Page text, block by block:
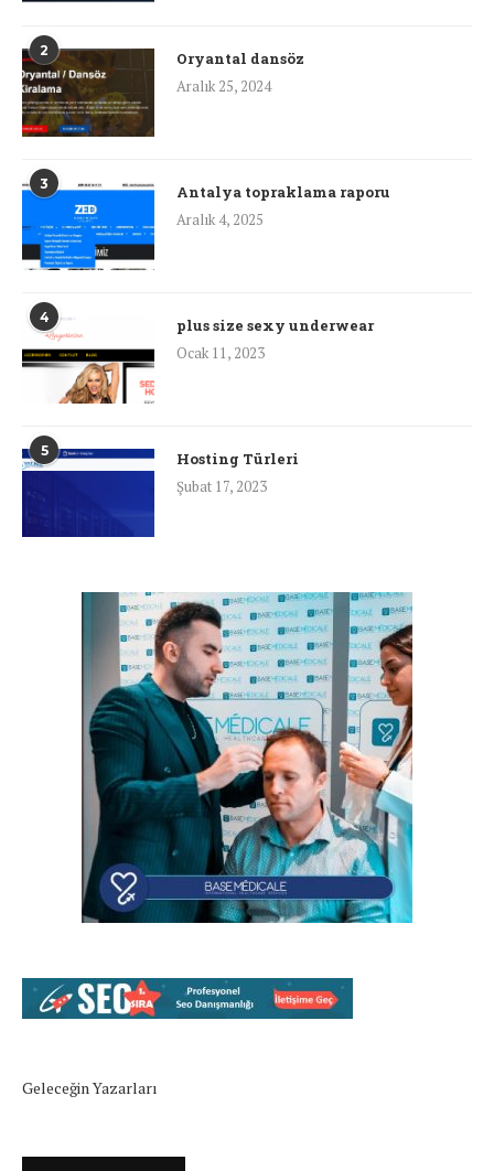
2
Oryantal dansöz
Aralık 25, 2024
3
Antalya topraklama raporu
Aralık 4, 2025
4
plus size sexy underwear
Ocak 11, 2023
5
Hosting Türleri
Şubat 17, 2023
Geleceğin Yazarları